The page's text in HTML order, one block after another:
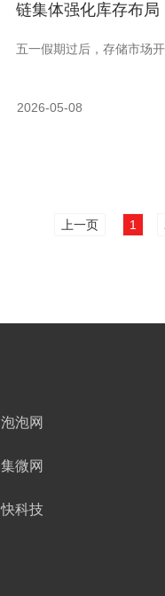
链集体强化库存布局
五一假期过后，存储市场
2026-05-08
上一页 1
泡泡网
集微网
快科技